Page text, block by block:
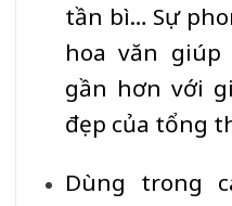
tần bì… Sự
hoa văn
gần hơn với
đẹp của tổng
Dùng trong